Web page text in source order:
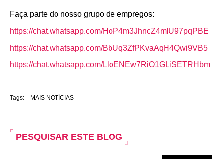
Faça parte do nosso grupo de empregos:
https://chat.whatsapp.com/HoP4m3JhncZ4mIU97pqPBE
https://chat.whatsapp.com/BbUq3ZfPKvaAqH4Qwi9VB5
https://chat.whatsapp.com/LloENEw7RiO1GLiSETRHbm
Tags: MAIS NOTÍCIAS
PESQUISAR ESTE BLOG